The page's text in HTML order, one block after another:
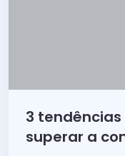
3
superar a